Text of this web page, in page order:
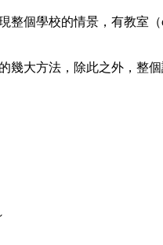
整個學校的情景，有教室
幾大方法，除此之外，整